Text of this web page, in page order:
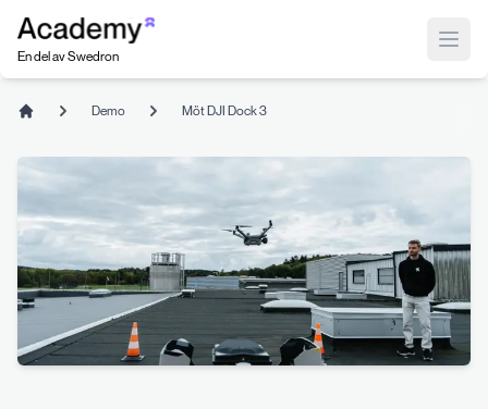
Index
En del av Swedron
Demo Möt DJI Dock 3